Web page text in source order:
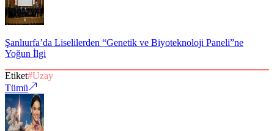
Şanlıurfa’da Liselilerden “Genetik ve Biyoteknoloji Paneli”ne
Yoğun İlgi
Etiket#Uzay
Tümü